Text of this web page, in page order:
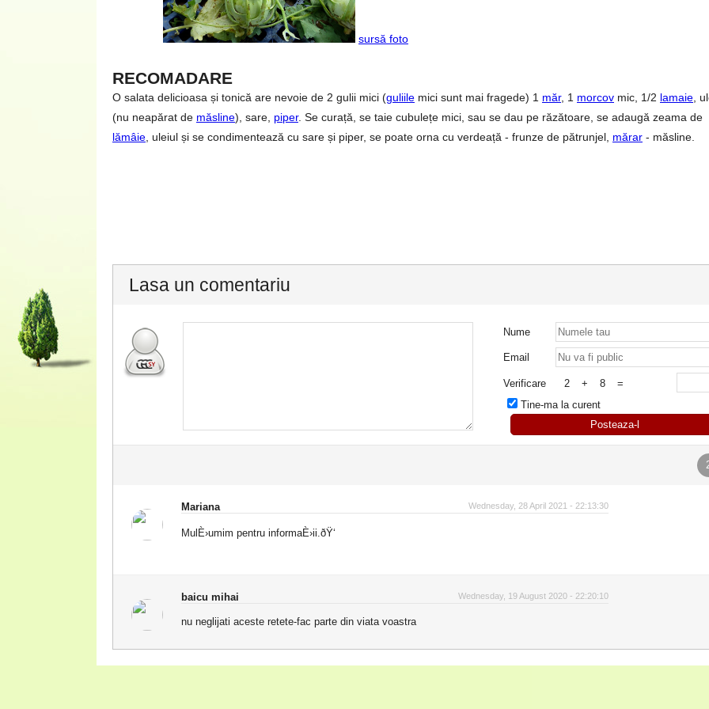
sursă foto
RECOMADARE
O salata delicioasa și tonică are nevoie de 2 gulii mici (guliile mici sunt mai fragede) 1 măr, 1 morcov mic, 1/2 lamaie ,
(nu neapărat de măsline), sare, piper. Se curață, se taie cubulețe mici, sau se dau pe răzătoare, se adaugă zeama de
lămâie , uleiul și se condimentează cu sare și piper, se poate orna cu verdeață - frunze de pătrunjel, mărar - măsline.
Lasa un comentariu
Nume
Email
Verificare 2 + 8
=
Tine-ma la curent
Posteaza-l
Mariana Wednesday, 28 April 2021 - 22:13:30
MulÈ›umim pentru informaÈ›ii.ðŸ‘
baicu mihai Wednesday, 19 August 2020 - 22:20:10
nu neglijati aceste retete-fac parte din viata voastra